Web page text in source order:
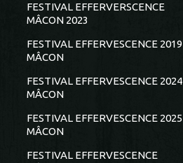
FESTIVAL EFFERVERSCENCE
MÂCON 2023
FESTIVAL EFFERVESCENCE 2019
MÂCON
FESTIVAL EFFERVESCENCE 2024
MÂCON
FESTIVAL EFFERVESCENCE 2025
MÂCON
FESTIVAL EFFERVESCENCE